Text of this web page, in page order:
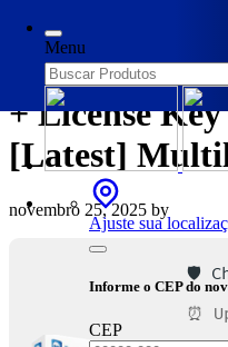
Menu
Ajuste sua
Informe o CEP do
CEP
TeamViewer
+ License
[Latest]
novembro 25, 2025 by
🛡️
⏰